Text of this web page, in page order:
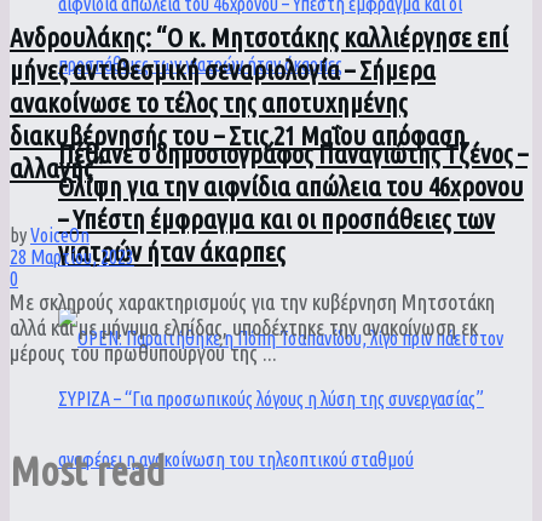
Πέθανε ο δημοσιογράφος Παναγιώτης Τζένος –
Θλίψη για την αιφνίδια απώλεια του 46χρονου
– Υπέστη έμφραγμα και οι προσπάθειες των
γιατρών ήταν άκαρπες
Ανδρουλάκης: “Ο κ. Μητσοτάκης καλλιέργησε επί
μήνες αντιθεσμική σεναριολογία – Σήμερα
ανακοίνωσε το τέλος της αποτυχημένης
διακυβέρνησής του – Στις 21 Μαΐου απόφαση
αλλαγής”
byVoiceOn
28 Μαρτίου, 2023
0
Με σκληρούς χαρακτηρισμούς για την κυβέρνηση Μητσοτάκη
αλλά και με μήνυμα ελπίδας, υποδέχτηκε την ανακοίνωση εκ
μέρους του πρωθυπουργού της ...
Most read